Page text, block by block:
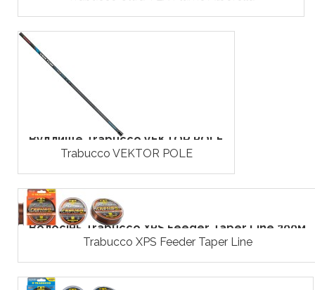
Вудлище Trabucco VEKTOR POLE
Trabucco VEKTOR POLE
Волосінь Trabucco ХPS Feeder Taper Line 200м
Trabucco ХPS Feeder Taper Line